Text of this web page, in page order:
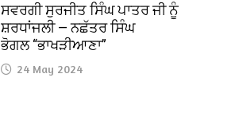
ਸਵਰਗੀ ਸੁਰਜੀਤ ਸਿੰਘ ਪਾਤਰ ਜੀ ਨੂੰ
ਸ਼ਰਧਾਂਜਲੀ — ਨਛੱਤਰ ਸਿੰਘ
ਭੋਗਲ “ਭਾਖੜੀਆਣਾ”
24 May 2024